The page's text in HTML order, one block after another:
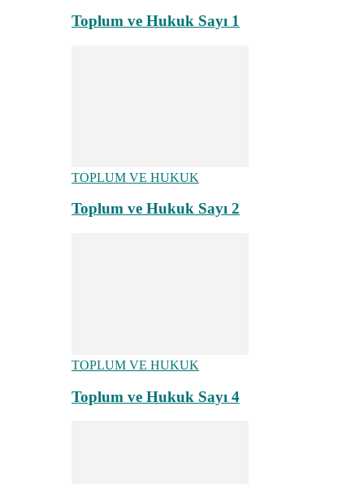
Toplum ve Hukuk Sayı 1
TOPLUM VE HUKUK
Toplum ve Hukuk Sayı 2
TOPLUM VE HUKUK
Toplum ve Hukuk Sayı 4